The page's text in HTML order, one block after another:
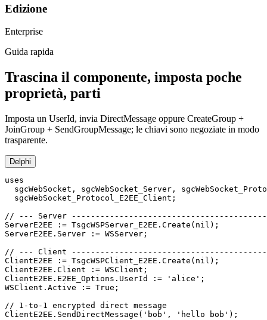
Edizione
Enterprise
Guida rapida
Trascina il componente, imposta poche
proprietà, parti
Imposta un UserId, invia DirectMessage oppure CreateGroup +
JoinGroup + SendGroupMessage; le chiavi sono negoziate in modo
trasparente.
Delphi
uses
sgcWebSocket, sgcWebSocket_Server,
  sgcWebSocket_Protocol_E2EE_Client;
// --- Server
ServerE2EE := TsgcWSPServer_E2EE.Create( nil );
ServerE2EE.Server := WSServer;
// --- Client
ClientE2EE := TsgcWSPClient_E2EE.Create( nil );
ClientE2EE.Client := WSClient;
ClientE2EE.E2EE_Options.UserId :=
'alice' ;
WSClient.Active := True;
// 1-to-1 encrypted direct message
ClientE2EE.SendDirectMessage( 'bob' , 'hello bob' );